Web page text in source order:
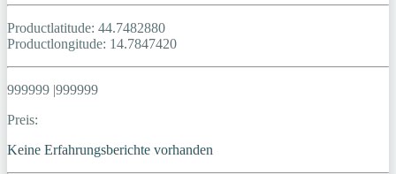
Productlatitude: 44.7482880
Productlongitude: 14.7847420
999999 |999999
Preis:
Keine Erfahrungsberichte vorhanden